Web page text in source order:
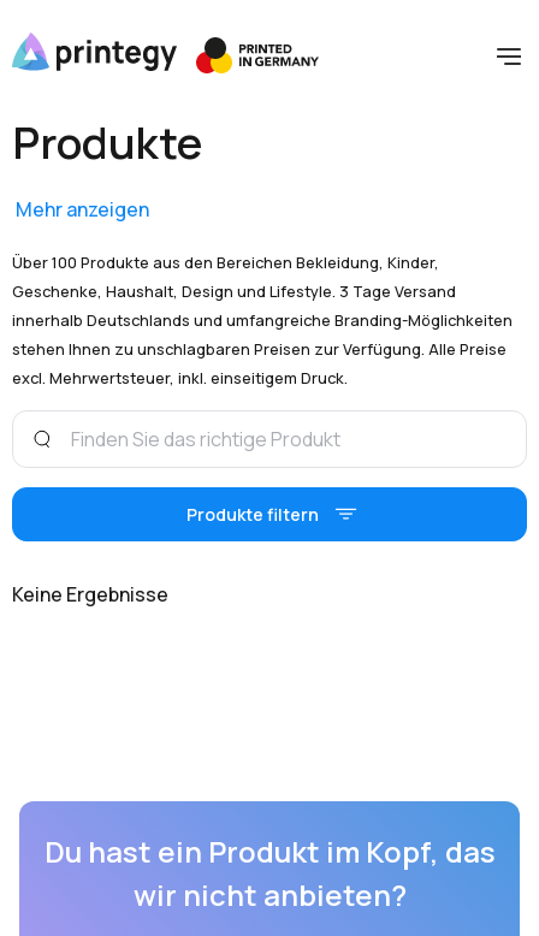
Produkte
Mehr anzeigen
Über 100 Produkte aus den Bereichen Bekleidung, Kinder,
Geschenke, Haushalt, Design und Lifestyle. 3 Tage Versand
innerhalb Deutschlands und umfangreiche Branding-Möglichkeiten
stehen Ihnen zu unschlagbaren Preisen zur Verfügung. Alle Preise
excl. Mehrwertsteuer, inkl. einseitigem Druck.
Produkte filtern
Keine Ergebnisse
Du hast ein Produkt im Kopf, das
wir nicht anbieten?